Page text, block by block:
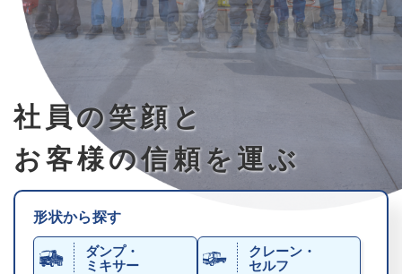
社員の笑顔と
お客様の信頼を運ぶ
形状から探す
ダンプ・
ミキサー
クレーン・
セルフ